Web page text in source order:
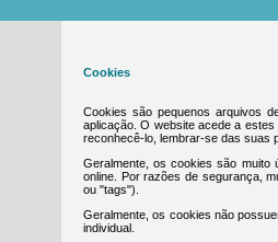
Cookies
Cookies são pequenos arquivos
aplicação. O website acede a
reconhecê-lo, lembrar-se das suas
Geralmente, os cookies são muito
online. Por razões de segurança,
ou "tags").
Geralmente, os cookies não
individual.